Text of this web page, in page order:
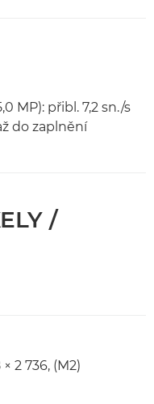
MP): přibl. 7,2 sn./s
do zaplnění
/
2 736, (M2)